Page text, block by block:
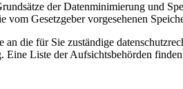
der Datenminimierung und
Gesetzgeber vorgesehenen
die für Sie zuständige
Liste der Aufsichtsbehörden